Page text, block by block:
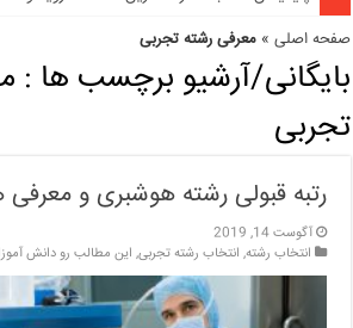
صفحه اصلی »معرفی رشته تجربی
بایگانی/آرشیو برچسب ها :
تجربی
رتبه قبولی رشته هوشبری و
آگوست 14, 2019
انتخاب رشته, انتخاب رشته تجربی, این مطالب رو دانش